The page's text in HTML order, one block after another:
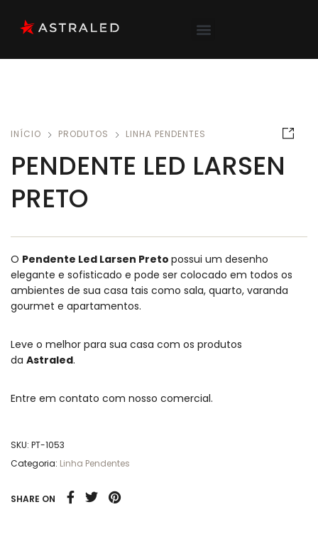
INÍCIO PRODUTOS LINHA PENDENTES
PENDENTE LED LARSEN
PRETO
O Pendente Led Larsen Preto possui um desenho
elegante e sofisticado e pode ser colocado em todos os
ambientes de sua casa tais como sala, quarto, varanda
gourmet e apartamentos.
Leve o melhor para sua casa com os produtos
da Astraled.
Entre em contato com nosso comercial.
SKU: PT-1053
Categoria: Linha Pendentes
SHARE ON